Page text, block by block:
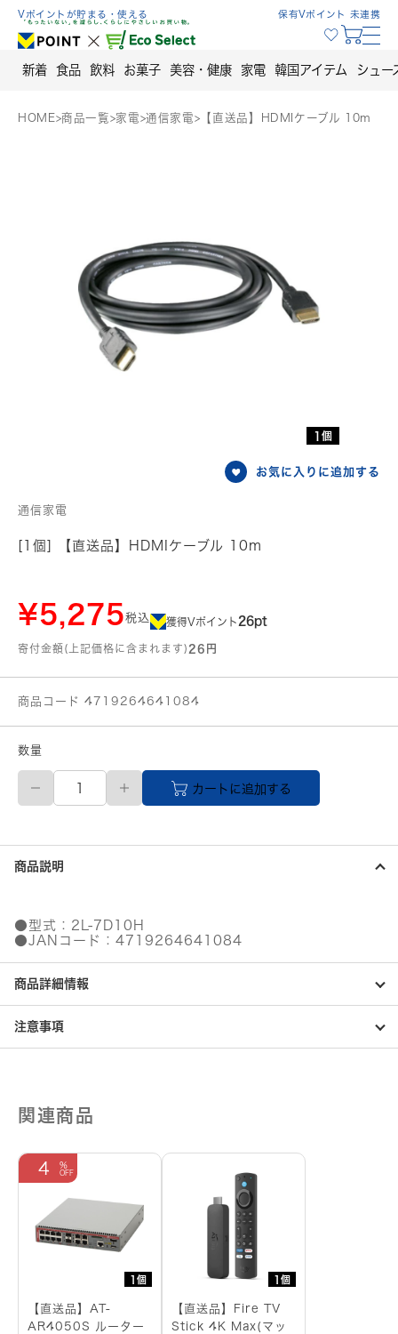
Skip
content
Vポイントが貯まる・使える 保有Vポイント 未連携
新着 食品 飲料 お菓子 美容・健康 家電 韓国アイテム シュー
HOME>商品一覧>家電>通信家電> 【直送品】HDMIケーブル 10m
1個
お気に入りに追加する
通信家電
[1個] 【直送品】HDMIケーブル 10m
¥5,275税込 獲得Vポイント 26pt
寄付金額(上記価格に含まれます) 26円
商品コード 4719264641084
数量
【直
品】
ケ
ー
ブ
個
カートに追加する
商品説明
●型式：2L-7D10H
●JANコード：4719264641084
商品詳細情報
注意事項
関連商品
1個
4
【直送品】AT-
AR4050S ルーター
1個
【直送品】Fire TV
Stick 4K Max(マッ